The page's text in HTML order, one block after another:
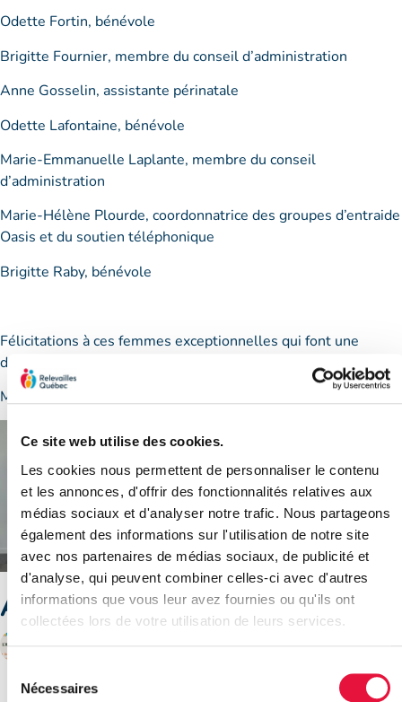
Ce site web utilise des cookies.
Les cookies nous permettent de personnaliser le contenu
et les annonces, d'offrir des fonctionnalités relatives aux
médias sociaux et d'analyser notre trafic. Nous partageons
également des informations sur l'utilisation de notre site
avec nos partenaires de médias sociaux, de publicité et
d'analyse, qui peuvent combiner celles-ci avec d'autres
informations que vous leur avez fournies ou qu'ils ont
collectées lors de votre utilisation de leurs services.
Nécessaires
Odette Fortin, bénévole
Brigitte Fournier, membre du conseil d’administration
Anne Gosselin, assistante périnatale
Odette Lafontaine, bénévole
Marie-Emmanuelle Laplante, membre du conseil
d’administration
Marie-Hélène Plourde, coordonnatrice des groupes d’entraide
Oasis et du soutien téléphonique
Brigitte Raby, bénévole
Félicitations à ces femmes exceptionnelles qui font une
différence dans la vie des familles.
MERCI !!!!
Articles récents